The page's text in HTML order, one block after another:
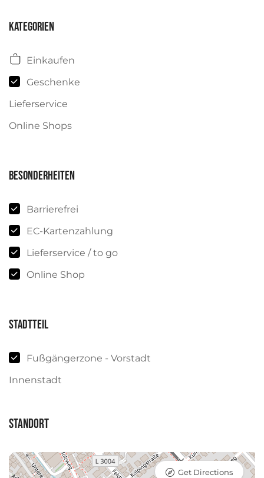
Kategorien
Einkaufen
Geschenke
Lieferservice
Online Shops
Besonderheiten
Barrierefrei
EC-Kartenzahlung
Lieferservice / to go
Online Shop
Stadtteil
Fußgängerzone - Vorstadt
Innenstadt
Standort
Get Directions